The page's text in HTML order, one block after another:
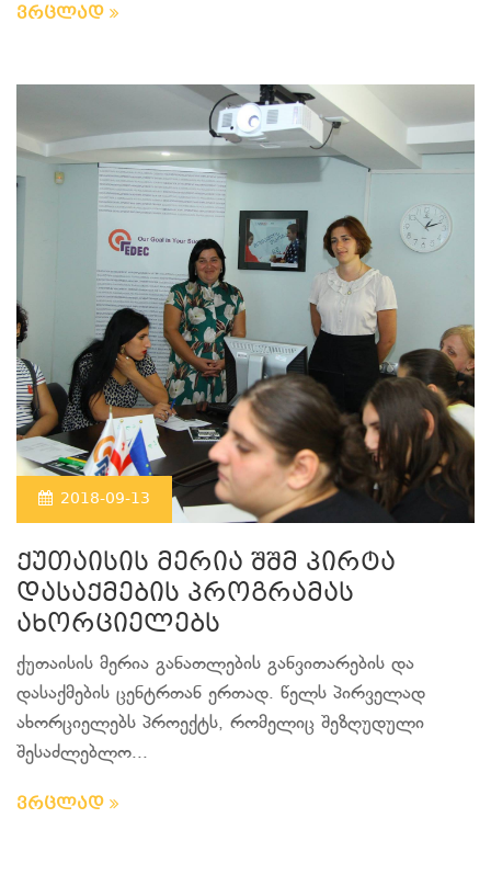
ვრცლად
2018-09-13
ქუთაისის მერია შშმ პირტა
დასაქმების პროგრამას
ახორციელებს
ქუთაისის მერია განათლების განვითარების და
დასაქმების ცენტრთან ერთად. წელს პირველად
ახორციელებს პროექტს, რომელიც შეზღუდული
შესაძლებლო...
ვრცლად